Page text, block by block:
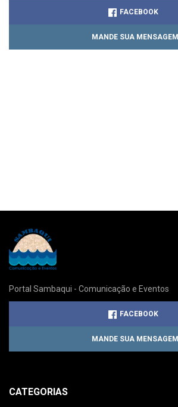
FACEBOOK
MANDE SUA MENSAGEM
Portal Sambaqui - Comunicação e Eventos
FACEBOOK
MANDE SUA MENSAGEM
CATEGORIAS